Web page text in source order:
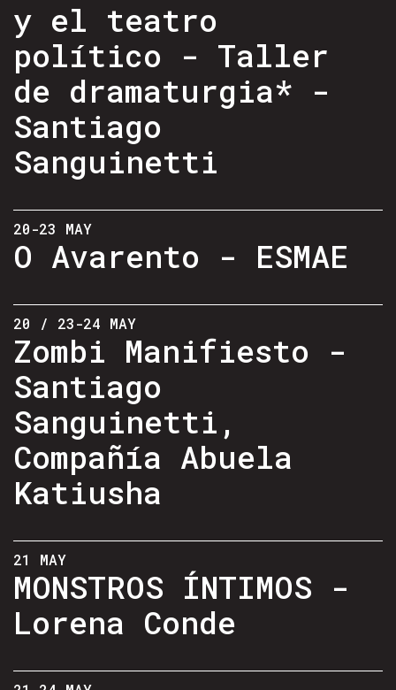
y el teatro
político - Taller
de dramaturgia* -
Santiago
Sanguinetti
20-23 MAY
O Avarento - ESMAE
20 / 23-24 MAY
Zombi Manifiesto -
Santiago
Sanguinetti,
Compañía Abuela
Katiusha
21 MAY
MONSTROS ÍNTIMOS -
Lorena Conde